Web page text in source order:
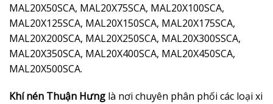
MAL20X50SCA, MAL20X75SCA, MAL20X100SCA,
MAL20X125SCA, MAL20X150SCA, MAL20X175SCA,
MAL20X200SCA, MAL20X250SCA, MAL20X300SSCA,
MAL20X350SCA, MAL20X400SCA, MAL20X450SCA,
MAL20X500SCA.
Khí nén Thuận Hưng là nơi chuyên phân phối các loại xi